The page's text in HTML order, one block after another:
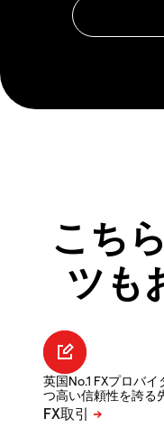
こち
ツも
英国No.1 FXプロバ
つ高い信頼性を誇る